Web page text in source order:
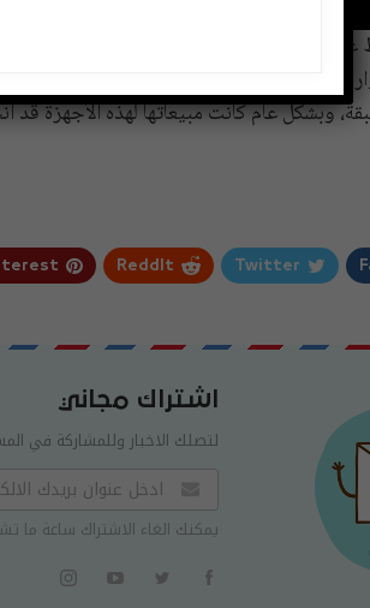
حصتها في سوق الهواتف الذكية عبر العديد من
لكن الإحصائيات تشير إلى أن مبيعاتها من
Twitter
ReddIt
اشتراك مجاني
لتصلك الاخبار وللمشاركة في
يمكنك الغاء الاشتراك ساعة ما